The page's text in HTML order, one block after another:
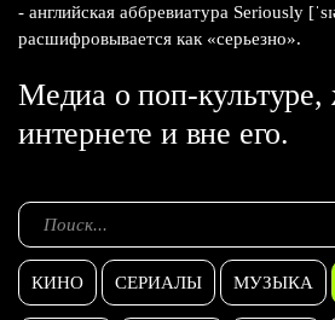
- английская аббревиатура Seriously
расшифровывается как «серьезно».
Медиа о поп-культуре,
интернете и вне его.
КИНО СЕРИАЛЫ МУЗЫКА